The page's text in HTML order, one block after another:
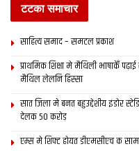
टटका समाचार
साहित्य समाद – समटल प्रकाश
प्राथमिक शि‍क्षा मे मैथि‍ली भाषाकेँ
मैथिल लेलनि हिस्सा
सात जिला मे बनत बहुउद्देशीय इंडोर
देलक 50 करोड़
एम्स मे शिफ्ट होयत डीएमसीएच क